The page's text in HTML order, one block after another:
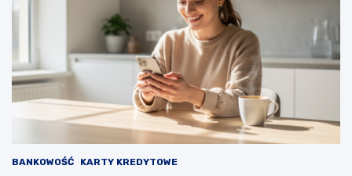
BANKOWOŚĆ KARTY KREDYTOWE